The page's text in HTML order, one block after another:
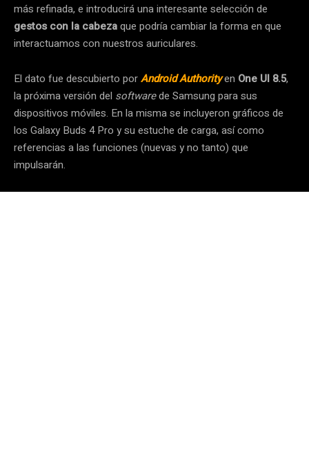
más refinada, e introducirá una interesante selección de
gestos con la cabezaque podría cambiar la forma en que
interactuamos con nuestros auriculares.
El dato fue descubierto porAndroid Authorityen One UI 8.5,
la próxima versión del softwarede Samsung para sus
dispositivos móviles. En la misma se incluyeron gráficos de
los Galaxy Buds 4 Pro y su estuche de carga, así como
referencias a las funciones (nuevas y no tanto) que
impulsarán.